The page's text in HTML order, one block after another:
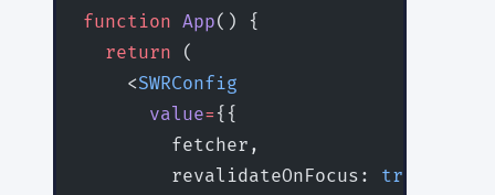
function App() {
  return
(
    <
SWRConfig
      value
= {{
        fetcher,
        revalidateOnFocus:
true